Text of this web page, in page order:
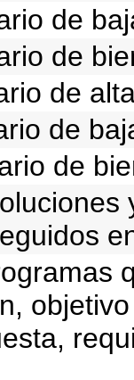
de
de
de
de
de